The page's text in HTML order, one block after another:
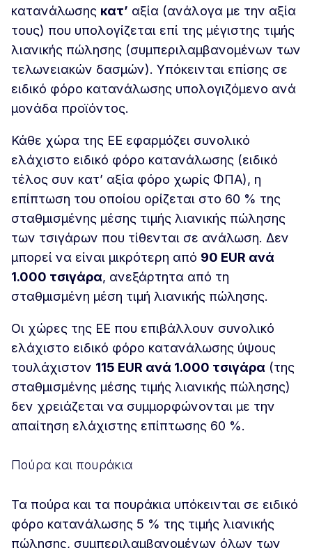
κατανάλωσης κατ’ αξία (ανάλογα με την αξία
τους) που υπολογίζεται επί της μέγιστης τιμής
λιανικής πώλησης (συμπεριλαμβανομένων των
τελωνειακών δασμών). Υπόκεινται επίσης σε
ειδικό φόρο κατανάλωσης υπολογιζόμενο ανά
μονάδα προϊόντος.
Κάθε χώρα της ΕΕ εφαρμόζει συνολικό
ελάχιστο ειδικό φόρο κατανάλωσης (ειδικό
τέλος συν κατ’ αξία φόρο χωρίς ΦΠΑ), η
επίπτωση του οποίου ορίζεται στο 60 % της
σταθμισμένης μέσης τιμής λιανικής πώλησης
των τσιγάρων που τίθενται σε ανάλωση. Δεν
μπορεί να είναι μικρότερη από 90 EUR ανά
1.000 τσιγάρα, ανεξάρτητα από τη
σταθμισμένη μέση τιμή λιανικής πώλησης.
Οι χώρες της ΕΕ που επιβάλλουν συνολικό
ελάχιστο ειδικό φόρο κατανάλωσης ύψους
τουλάχιστον 115 EUR ανά 1.000 τσιγάρα (της
σταθμισμένης μέσης τιμής λιανικής πώλησης)
δεν χρειάζεται να συμμορφώνονται με την
απαίτηση ελάχιστης επίπτωσης 60 %.
Πούρα και πουράκια
Τα πούρα και τα πουράκια υπόκεινται σε ειδικό
φόρο κατανάλωσης 5 % της τιμής λιανικής
πώλησης, συμπεριλαμβανομένων όλων των